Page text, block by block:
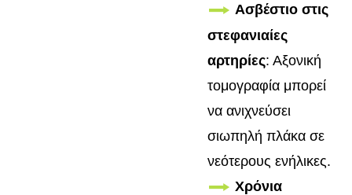
Ασβέστιο στις
στεφανιαίες
αρτηρίες: Αξονική
τομογραφία μπορεί
να ανιχνεύσει
σιωπηλή πλάκα σε
νεότερους ενήλικες.
Χρόνια